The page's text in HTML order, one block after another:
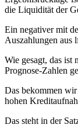
die Liquidität der
Ein negativer mit
Auszahlungen aus
Wie gesagt, das ist
Prognose-Zahlen
Das bekommen
hohen
Das steht in der